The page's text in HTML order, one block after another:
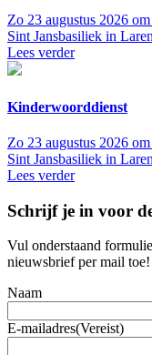
Zo 23 augustus 2026
Sint Jansbasiliek in
Lees verder
Kinderwoorddienst
Zo 23 augustus 2026
Sint Jansbasiliek in Laren
Lees verder
Schrijf je in voor
Vul onderstaand
nieuwsbrief per mail toe!
Naam
E-mailadres(Vereist)